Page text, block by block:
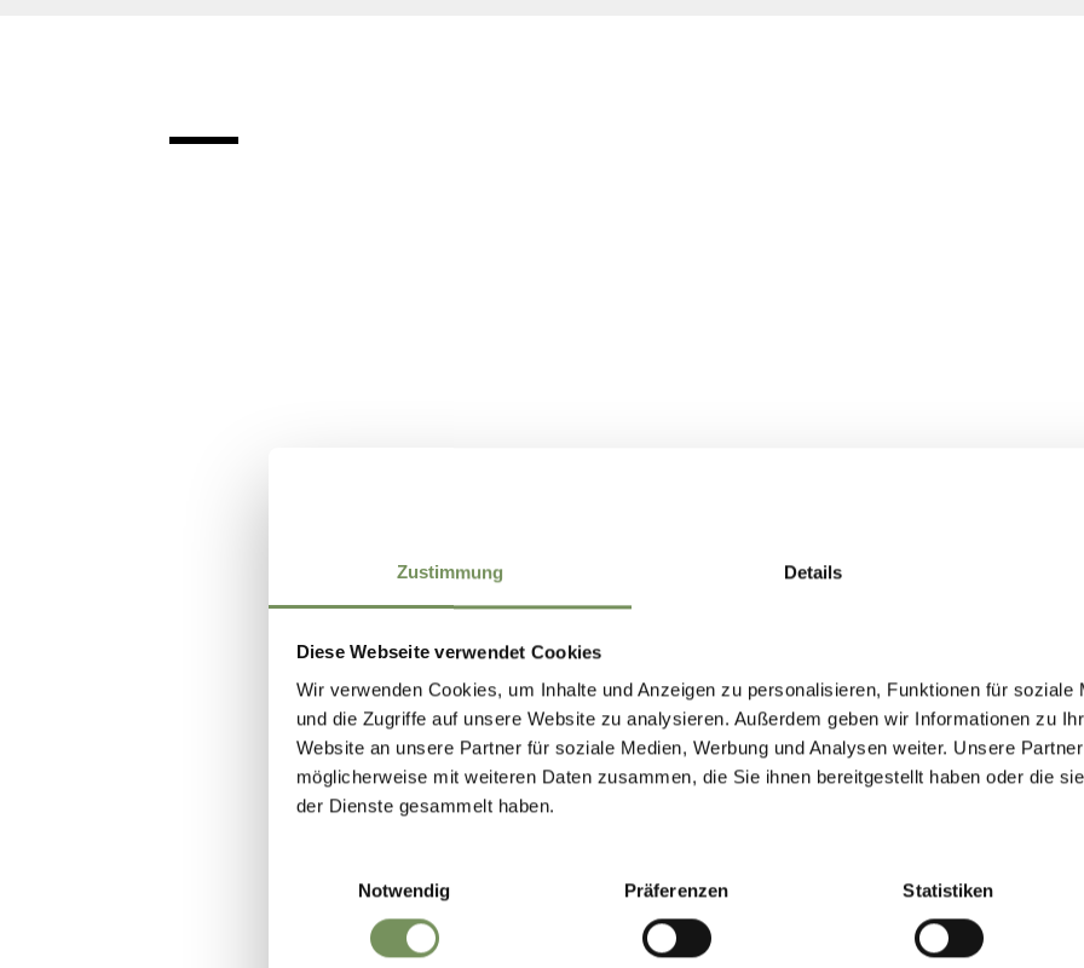
Zustimmung Details
Diese Webseite verwendet Cookies
Wir verwenden Cookies, um Inhalte und Anzeigen zu personalisieren, Funktionen für soziale
und die Zugriffe auf unsere Website zu analysieren. Außerdem geben wir Informationen zu
Website an unsere Partner für soziale Medien, Werbung und Analysen weiter. Unsere
möglicherweise mit weiteren Daten zusammen, die Sie ihnen bereitgestellt haben oder die
der Dienste gesammelt haben.
Notwendig
Präferenzen Statistiken